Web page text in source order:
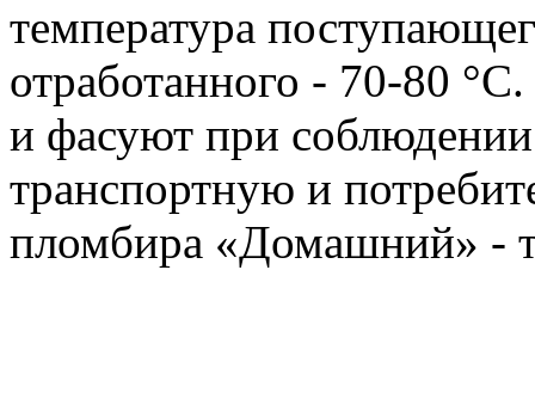
температура
отработанного - 70-80
и фасуют при
транспортную и
пломбира «Домашний» -